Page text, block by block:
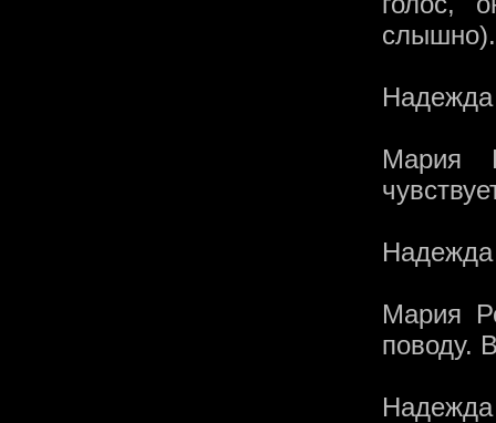
слышно).
Мария
Мария
поводу.